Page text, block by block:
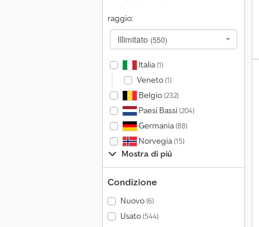
raggio:
Illimitato (550)
Italia(1)
Veneto(1)
Belgio(232)
Paesi Bassi(204)
Germania(88)
Norvegia(15)
Mostra di più
Condizione
Nuovo(6)
Usato(544)